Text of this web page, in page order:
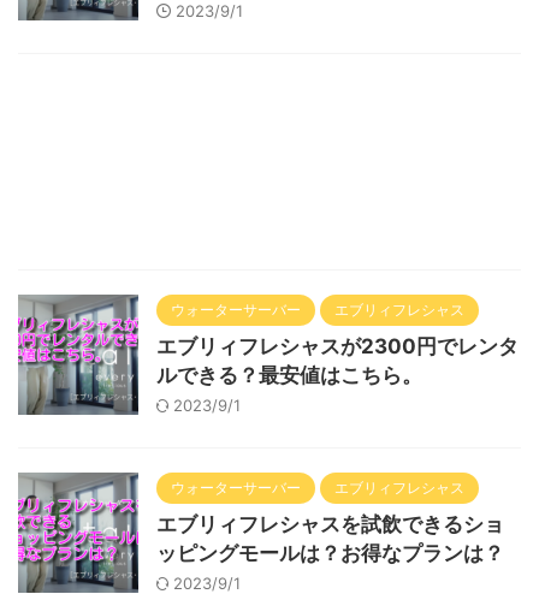
2023/9/1
ウォーターサーバー エブリィフレシャス
エブリィフレシャスが2300円でレンタ
ルできる？最安値はこちら。
2023/9/1
ウォーターサーバー エブリィフレシャス
エブリィフレシャスを試飲できるショ
ッピングモールは？お得なプランは？
2023/9/1